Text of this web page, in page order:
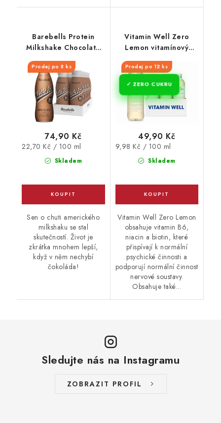
Barebells Protein
Milkshake Chocolate
330 ml
Prodej po 8 ks
Skladem
74,90 Kč
Měrná
22,70 Kč / 100 ml
Sen o chuti amerického
milkshaku se stal
skutečností. Život je
zkrátka mnohem lepší,
když v něm nechybí
čokoláda!
Vitamin Well Zero
Lemon vitamínový
nápoj 500 ml
Prodej po 12 ks
ZERO CUKRU
Skladem
49,90 Kč
Měrná
9,98 Kč / 100 ml
Vitamin Well Zero Lemon
obsahuje vitamin B6,
niacin a biotin, které
přispívají k normální
psychické činnosti a
podporují normální činnost
nervové soustavy.
Obsahuje také...
Sledujte nás na Instagramu
ZOBRAZIT PROFIL